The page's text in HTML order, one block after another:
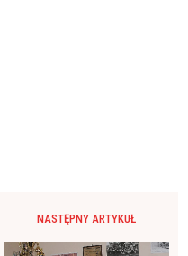
NASTĘPNY ARTYKUŁ